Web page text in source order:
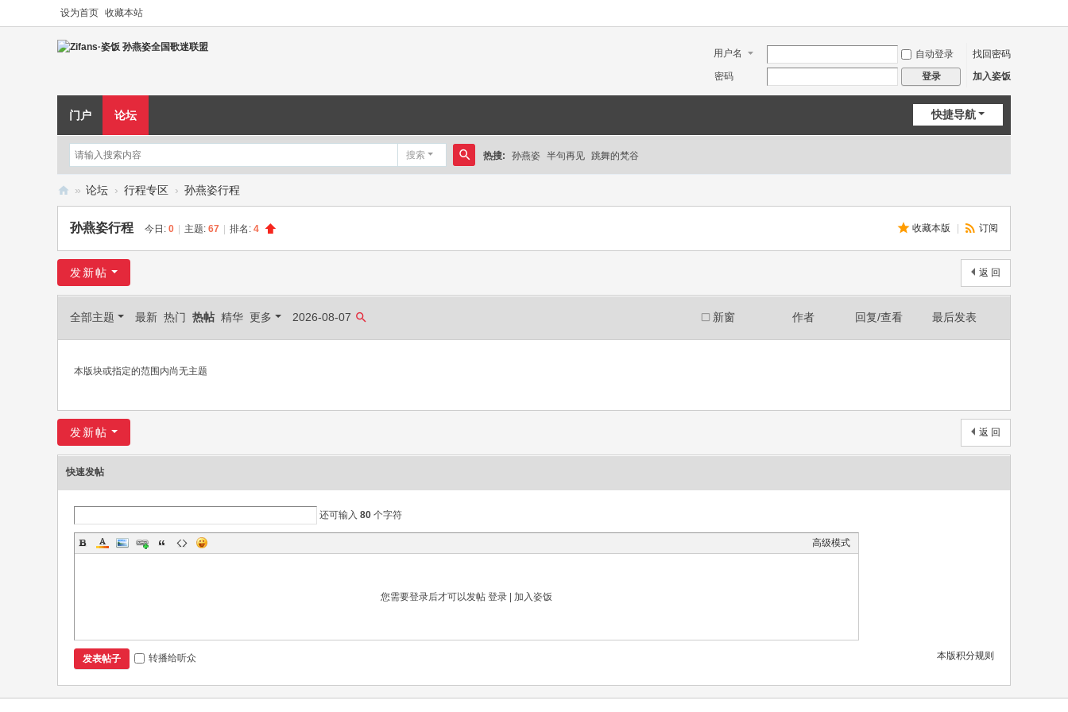
设为首页 收藏本站
用户名 自动登录
找回密码
密码
登录 加入姿饭
快捷导航
门户 论坛
搜索
搜
热搜: 孙燕姿 半句再见 跳舞的梵谷
ns
全
国
歌
迷
» 论坛 › 行程专区 › 孙燕姿行程
收藏本版 订阅
孙燕姿行程 今日: 0 主题: 67 排名: 4
返 回
发新帖
新窗
全部主题 最新 热门 热帖 精华 更多 2026-08-07 作者 回复/查看 最后发表
本版块或指定的范围内尚无主题
返 回
发新帖
快速发帖
还可输入 80 个字符
高级模式
您需要登录后才可以发帖 登录 加入姿饭
本版积分规则
发表帖子 转播给听众